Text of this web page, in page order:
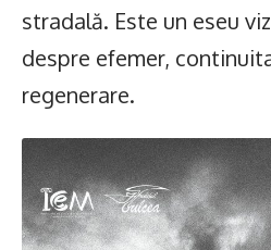
stradală. Este un eseu
despre efemer,
regenerare.